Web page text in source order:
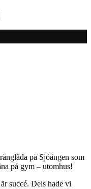
på Sjöängen som
på gym – utomhus!
succé. Dels hade vi